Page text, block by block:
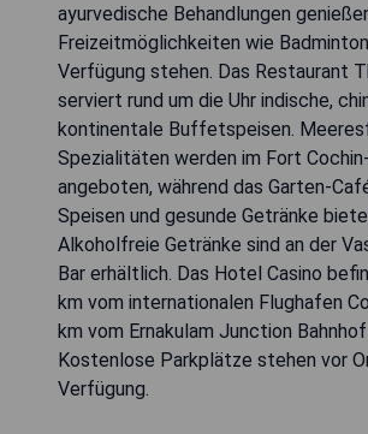
ayurvedische Behandlungen
Freizeitmöglichkeiten wie
Verfügung stehen. Das Restaurant
serviert rund um die Uhr indische,
kontinentale Buffetspeisen.
Spezialitäten werden im Fort
angeboten, während das Garten-
Speisen und gesunde Getränke
Alkoholfreie Getränke sind an der
Bar erhältlich. Das Hotel Casino
km vom internationalen Flughafen
km vom Ernakulam Junction
Kostenlose Parkplätze stehen vor
Verfügung.